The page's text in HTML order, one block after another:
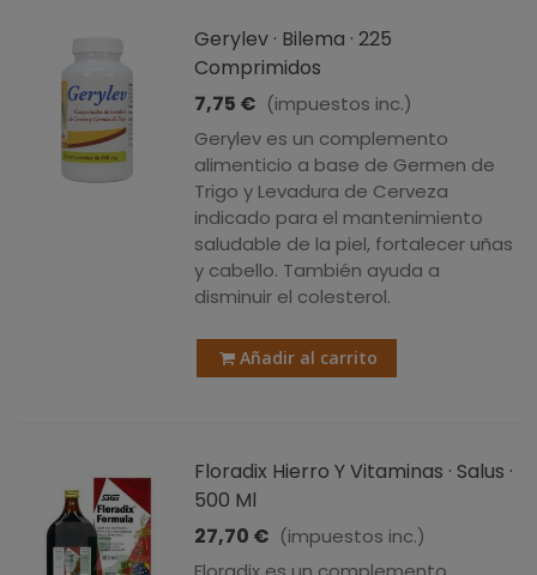
Gerylev · Bilema · 225
Comprimidos
7,75 € (impuestos inc.)
Gerylev es un complemento
alimenticio a base de Germen de
Trigo y Levadura de Cerveza
indicado para el mantenimiento
saludable de la piel, fortalecer uñas
y cabello. También ayuda a
disminuir el colesterol.
Añadir al carrito
Floradix Hierro Y Vitaminas · Salus ·
500 Ml
27,70 € (impuestos inc.)